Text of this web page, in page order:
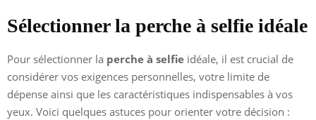
Sélectionner la perche à selfie idéale
Pour sélectionner la perche à selfie idéale, il est crucial de
considérer vos exigences personnelles, votre limite de
dépense ainsi que les caractéristiques indispensables à vos
yeux. Voici quelques astuces pour orienter votre décision :